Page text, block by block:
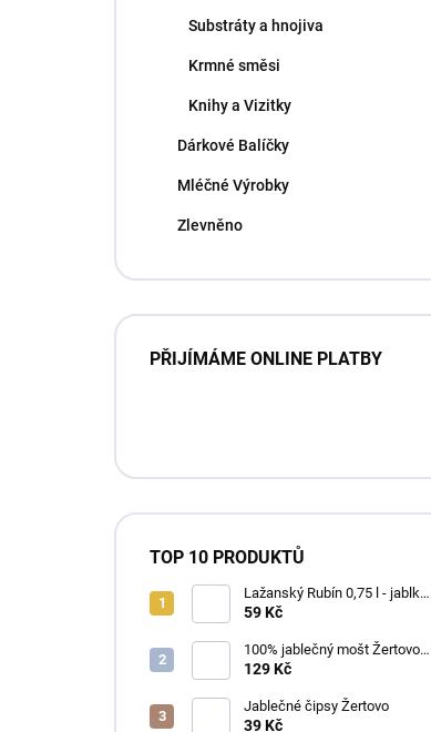
Substráty a hnojiva
Krmné směsi
Knihy a Vizitky
Dárkové Balíčky
Mléčné Výrobky
Zlevněno
PŘIJÍMÁME ONLINE PLATBY
TOP 10 PRODUKTŮ
Lažanský Rubín 0,75 l - jablko
s hruškou
59 Kč
100% jablečný mošt Žertovo
3L
129 Kč
Jablečné čipsy Žertovo
39 Kč